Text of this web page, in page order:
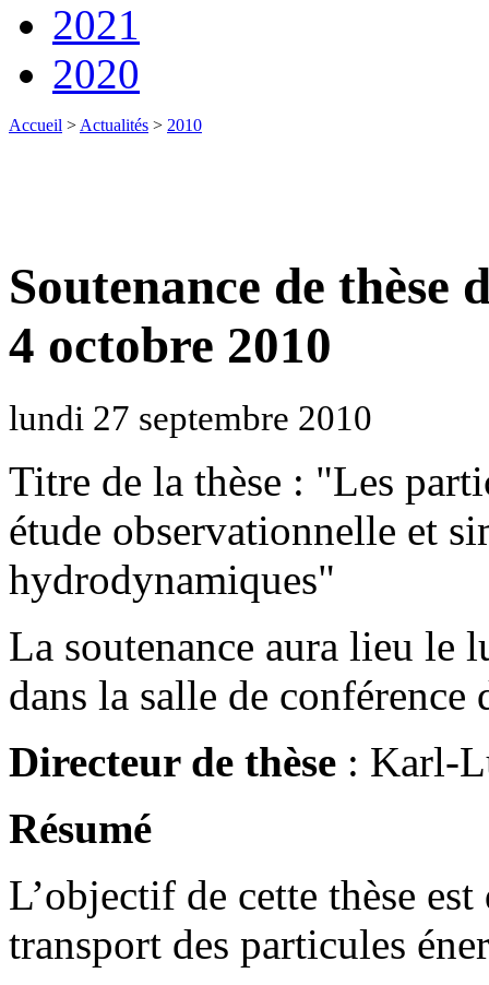
2021
2020
Accueil > Actualités > 2010
Soutenance de thèse
4 octobre 2010
lundi 27 septembre 2010
Titre de la thèse : "Les
étude observationnelle et
hydrodynamiques"
La soutenance aura lieu le
dans la salle de
Directeur de thèse : Karl-
Résumé
L’objectif de cette thèse
transport des particules